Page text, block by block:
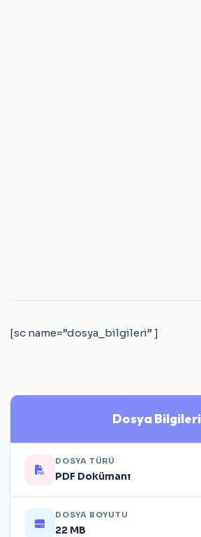
[sc name=”dosya_bilgileri” ]
Dosya Bilgileri
DOSYA TÜRÜ
PDF Dokümanı
DOSYA BOYUTU
22 MB